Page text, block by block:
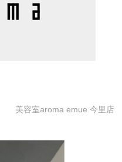
美容室aroma emue 今里店